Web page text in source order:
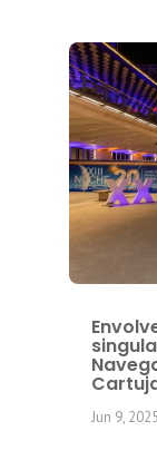
Jun 9, 2025